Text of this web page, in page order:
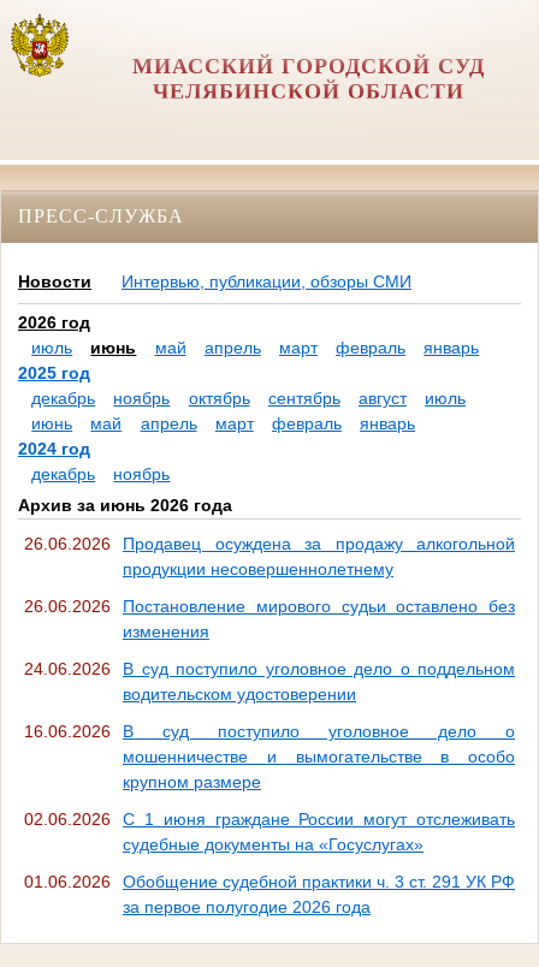
МИАССКИЙ ГОРОДСКОЙ СУД
ЧЕЛЯБИНСКОЙ ОБЛАСТИ
ПРЕСС-СЛУЖБА
Новости Интервью, публикации, обзоры СМИ
2026 год
июль
июнь май апрель март февраль
январь
2025 год
декабрь
ноябрь октябрь сентябрь август
июль
июнь
май апрель март февраль
январь
2024 год
декабрь
ноябрь
Архив за июнь 2026 года
26.06.2026
Продавец осуждена за продажу алкогольной
продукции несовершеннолетнему
26.06.2026
Постановление мирового судьи оставлено без
изменения
24.06.2026
В суд поступило уголовное дело о поддельном
водительском удостоверении
16.06.2026
В суд поступило уголовное дело о
мошенничестве и вымогательстве в особо
крупном размере
02.06.2026
С 1 июня граждане России могут отслеживать
судебные документы на «Госуслугах»
01.06.2026
Обобщение судебной практики ч. 3 ст. 291 УК РФ
за первое полугодие 2026 года